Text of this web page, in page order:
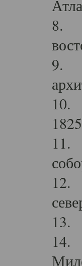
8.
9.
10.
11.
12.
13.
14.